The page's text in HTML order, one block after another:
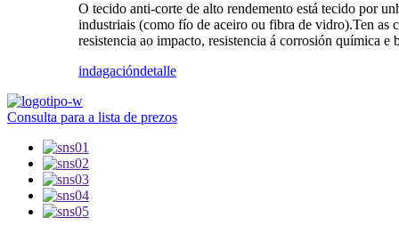
O tecido anti-corte de alto rendemento está tecido por
industriais (como fío de aceiro ou fibra de vidro).Ten as
resistencia ao impacto, resistencia á corrosión química e
indagacióndetalle
Consulta para a lista de prezos